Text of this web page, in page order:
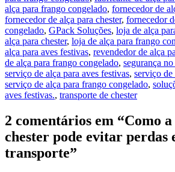
alça para frango congelado, fornecedor de
fornecedor de alça para chester, fornecedor
congelado, GPack Soluções, loja de alça
alça para chester, loja de alça para frango
alça para aves festivas, revendedor de alça
de alça para frango congelado, segurança
serviço de alça para aves festivas, serviço de
serviço de alça para frango congelado,
aves festivas., transporte de chester
2 comentários em “Como
chester pode evitar perdas
transporte”